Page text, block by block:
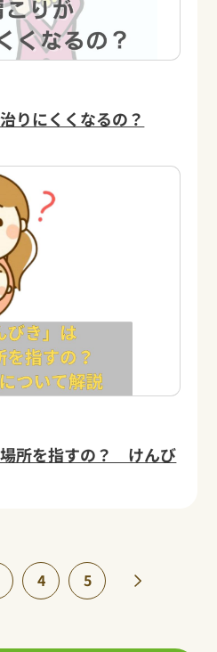
りにくくなるの？
場所を指すの？ けんび
4 5 »